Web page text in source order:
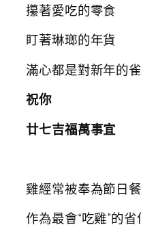
攥著愛吃的零食
盯著琳瑯的年貨
滿心都是對新年的
祝你
廿七吉福萬事宜
雞經常被奉為節日
作為最會“吃雞”的省